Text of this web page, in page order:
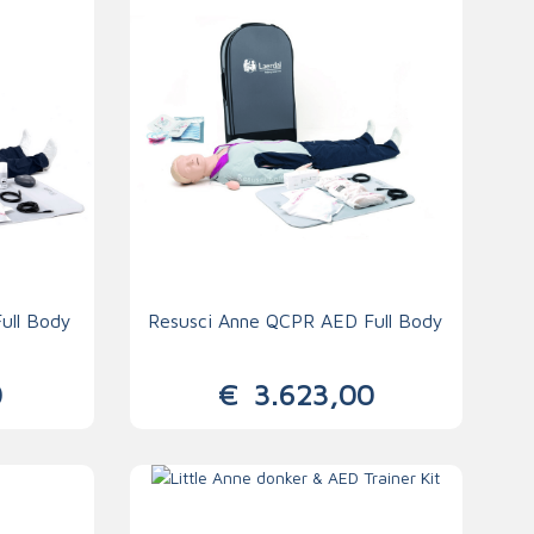
EHBO-stations
Handschoenen
Signalisatie
Maskers
Lichaamsbescherming
Oogbescherming
Hoofdbescherming
Body Resusci Anne QCPR AED Full Body
€3.623,00